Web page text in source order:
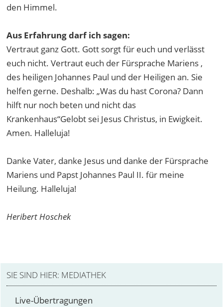
MEDIATHEK
Live-Übertragungen
den Himmel.
Aus Erfahrung darf ich sagen:
Vertraut ganz Gott. Gott sorgt für euch und verlässt
euch nicht. Vertraut euch der Fürsprache Mariens ,
des heiligen Johannes Paul und der Heiligen an. Sie
helfen gerne. Deshalb: „Was du hast Corona? Dann
hilft nur noch beten und nicht das
Krankenhaus“Gelobt sei Jesus Christus, in Ewigkeit.
Amen. Halleluja!
Danke Vater, danke Jesus und danke der Fürsprache
Mariens und Papst Johannes Paul II. für meine
Heilung. Halleluja!
Heribert Hoschek
diesen Besuch. Sie können Ihre Zustimmung
jederzeit über einen Button in den